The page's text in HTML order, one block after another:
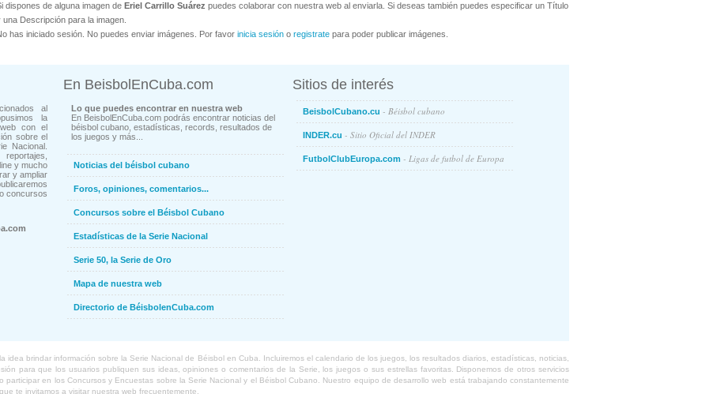
dispones de alguna imagen de Eriel Carrillo Suárez puedes colaborar con nuestra web al enviarla. Si deseas también puedes especificar un Título
una Descripción para la imagen.
has iniciado sesión. No puedes enviar imágenes. Por favor inicia sesión o registrate para poder publicar imágenes.
al
la
con el
sobre el
Nacional.
y mucho
y ampliar
concursos
En BeisbolEnCuba.com
Lo que puedes encontrar en nuestra web
En BeisbolEnCuba.com podrás encontrar noticias del
béisbol cubano, estadísticas, records, resultados de
los juegos y más...
Noticias del béisbol cubano
Foros, opiniones, comentarios...
Concursos sobre el Béisbol Cubano
Estadísticas de la Serie Nacional
Serie 50, la Serie de Oro
Mapa de nuestra web
Directorio de BéisbolenCuba.com
Sitios de interés
BeisbolCubano.cu - Béisbol cubano
INDER.cu - Sitio Oficial del INDER
FutbolClubEuropa.com - Ligas de futbol de Europa
idea brindar información sobre la Serie Nacional de Béisbol en Cuba. Incluiremos el calendario de los juegos, los resultados diarios, estadísticas, noticias,
para que los usuarios publiquen sus ideas, opiniones o comentarios de la Serie, los juegos o sus estrellas favoritas. Disponemos de otros servicios
participar en los Concursos y Encuestas sobre la Serie Nacional y el Béisbol Cubano. Nuestro equipo de desarrollo web está trabajando constantemente
te invitamos a visitar nuestra web frecuentemente.